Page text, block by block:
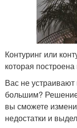
Контуринг или
которая
Вас не
большим? Решение
вы сможете
недостатки и